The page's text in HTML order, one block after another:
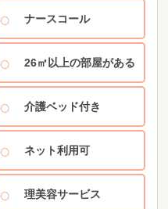
ナースコール
26㎡以上の部屋がある
介護ベッド付き
ネット利用可
理美容サービス